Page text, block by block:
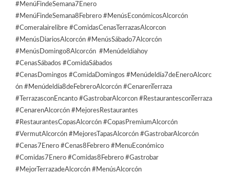
#MenúFindeSemana7Enero
#MenúFindeSemana8Febrero #MenúsEconómicosAlcorcón
#Comeralairelibre #ComidasCenasTerrazasAlcorcon
#MenúsDiariosAlcorcón #MenúsSábado7Alcorcón
#MenúsDomingo8Alcorcón #Menúdeldíahoy
#CenasSábados #ComidaSábados
#CenasDomingos #ComidaDomingos #Menúdeldía7deEneroAlcorc
ón #Menúdeldía8deFebreroAlcorcón #CenarenTerraza
#TerrazasconEncanto #GastrobarAlcorcon #RestaurantesconTerraza
#CenarenAlcorcón #MejoresRestaurantes
#RestaurantesCopasAlcorcón #CopasPremiumAlcorcón
#VermutAlcorcón #MejoresTapasAlcorcón #GastrobarAlcorcón
#Cenas7Enero #Cenas8Febrero #MenuEconómico
#Comidas7Enero #Comidas8Febrero #Gastrobar
#MejorTerrazadeAlcorcón #MenúsAlcorcón